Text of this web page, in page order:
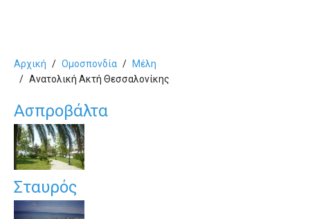
Αρχική Ομοσπονδία
Μέλη
Aνατολική Ακτή Θεσσαλονίκης
Ασπροβάλτα
Σταυρός